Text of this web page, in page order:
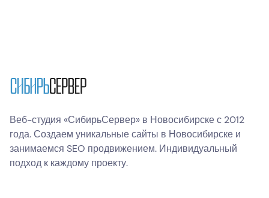
Веб-студия «СибирьСервер» в Новосибирске с 2012
года. Создаем уникальные сайты в Новосибирске и
занимаемся SEO продвижением. Индивидуальный
подход к каждому проекту.